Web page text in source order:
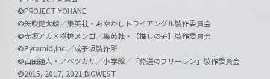
©PROJECT YOHANE
©矢吹健太朗／集英社・あやかしトライアングル製作委員会
©赤坂アカ×横槍メンゴ／集英社・【推しの子】製作委員会
©Pyramid,Inc.／成子坂製作所
©山田鐘人・アベツカサ／小学館／「葬送のフリーレン」製作委員会
©2015, 2017, 2021 BIGWEST